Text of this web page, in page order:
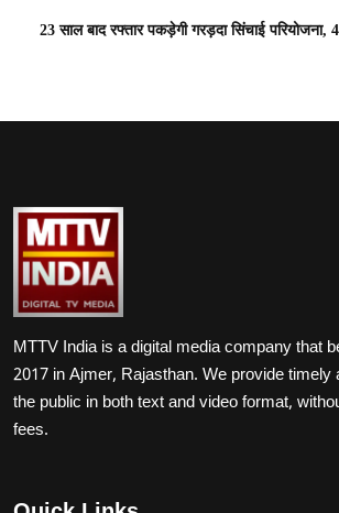
23 साल बाद रफ्तार पकड़ेगी गरड़दा सिंचाई परियोजना,
MTTV India is a digital media company that
2017 in Ajmer, Rajasthan. We provide timely
the public in both text and video format,
fees.